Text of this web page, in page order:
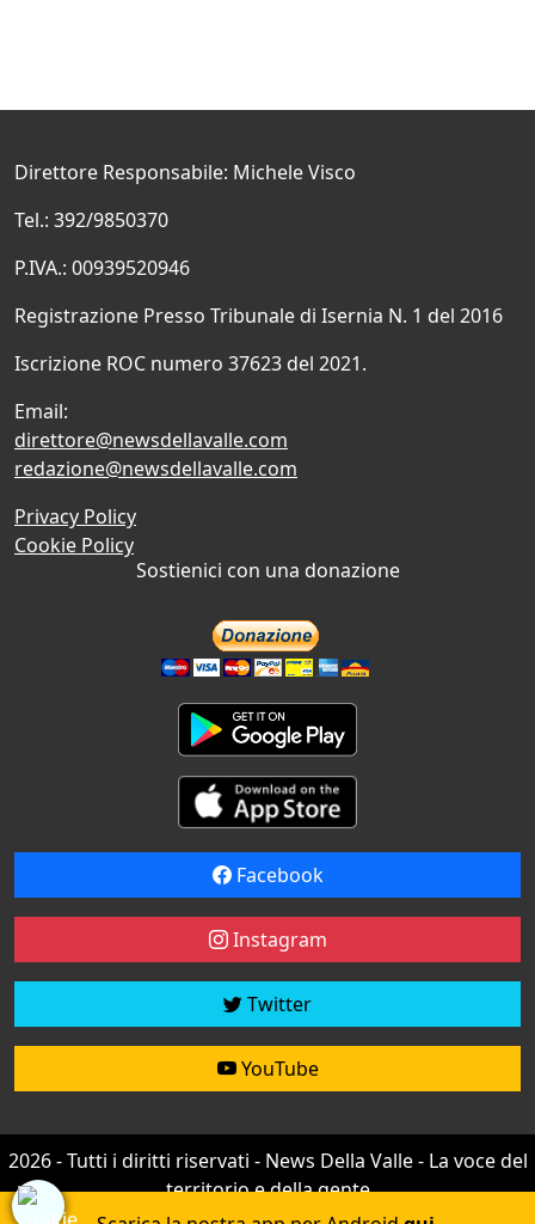
Direttore Responsabile: Michele Visco
Tel.: 392/9850370
P.IVA.: 00939520946
Registrazione Presso Tribunale di Isernia N. 1 del 2016
Iscrizione ROC numero 37623 del 2021.
Email:
direttore@newsdellavalle.com
redazione@newsdellavalle.com
Privacy Policy
Cookie Policy
Sostienici con una donazione
Facebook
Instagram
Twitter
YouTube
2026 - Tutti i diritti riservati - News Della Valle - La voce del
territorio e della gente
Credit by efree